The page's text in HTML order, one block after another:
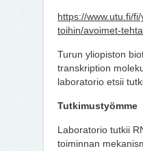
https://www.utu.fi/
toihin/avoimet-
Turun yliopiston
transkription
laboratorio etsii
Tutkimustyömme
Laboratorio tutkii
toiminnan